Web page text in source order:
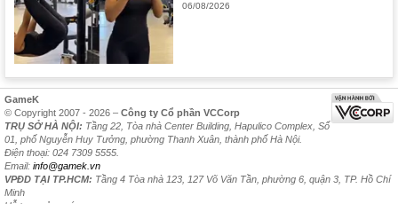
06/08/2026
GameK
© Copyright 2007 - 2026 – Công ty Cổ phần VCCorp
TRỤ SỞ HÀ NỘI: Tầng 22, Tòa nhà Center Building, Hapulico Complex, Số
01, phố Nguyễn Huy Tưởng, phường Thanh Xuân, thành phố Hà Nội.
Điện thoại: 024 7309 5555.
Email: info@gamek.vn
VPĐD TẠI TP.HCM: Tầng 4 Tòa nhà 123, 127 Võ Văn Tần, phường 6, quận 3, TP. Hồ Chí
Minh